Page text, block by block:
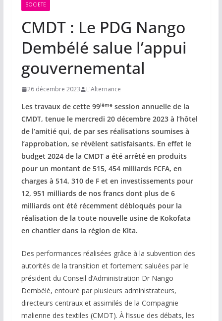
SOCIETE
CMDT : Le PDG Nango
Dembélé salue l’appui
gouvernemental
26 décembre 2023 L'Alternance
Les travaux de cette 99ièmesession annuelle de la
CMDT, tenue le mercredi 20 décembre 2023 à l’hôtel
de l’amitié qui, de par ses réalisations soumises à
l’approbation, se révèlent satisfaisants. En effet le
budget 2024 de la CMDT a été arrêté en produits
pour un montant de 515, 454 milliards FCFA, en
charges à 514, 310 de F et en investissements pour
12, 951 milliards de nos francs dont plus de 6
milliards ont été récemment débloqués pour la
réalisation de la toute nouvelle usine de Kokofata
en chantier dans la région de Kita.
Des performances réalisées grâce à la subvention des
autorités de la transition et fortement saluées par le
président du Conseil d’Administration Dr Nango
Dembélé, entouré par plusieurs administrateurs,
directeurs centraux et assimilés de la Compagnie
malienne des textiles (CMDT). À l’issue des débats, les